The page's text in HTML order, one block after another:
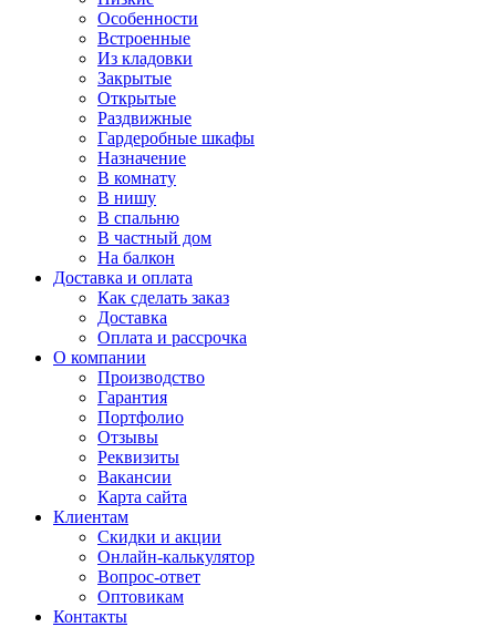
Особенности
Встроенные
Из кладовки
Закрытые
Открытые
Раздвижные
Гардеробные шкафы
Назначение
В комнату
В нишу
В спальню
В частный дом
На балкон
Доставка и оплата
Как сделать заказ
Доставка
Оплата и рассрочка
О компании
Производство
Гарантия
Портфолио
Отзывы
Реквизиты
Вакансии
Карта сайта
Клиентам
Скидки и акции
Онлайн-калькулятор
Вопрос-ответ
Оптовикам
Контакты